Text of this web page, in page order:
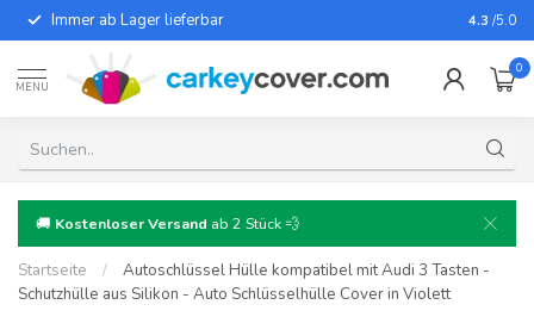
Immer ab Lager lieferbar Für fast
4.3 /5.0
MENU
0
🚚 Kostenloser Versand ab 2 Stück 💨
Startseite /
Autoschlüssel Hülle kompatibel mit Audi 3 Tasten -
Schutzhülle aus Silikon - Auto Schlüsselhülle Cover in Violett